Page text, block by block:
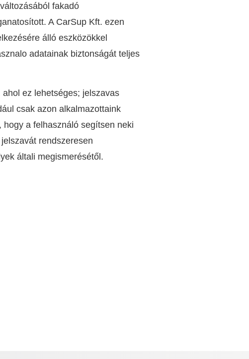
fakadó
A CarSup Kft. ezen
álló eszközökkel
adatainak biztonságát teljes
ez lehetséges; jelszavas
csak azon alkalmazottaink
a felhasználó segítsen neki
rendszeresen
általi megismerésétől.